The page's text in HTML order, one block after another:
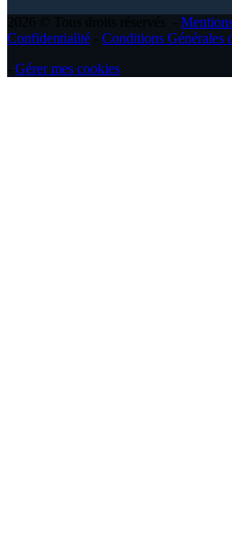
Confidentialité
Conditions Générales
Gérer mes cookies